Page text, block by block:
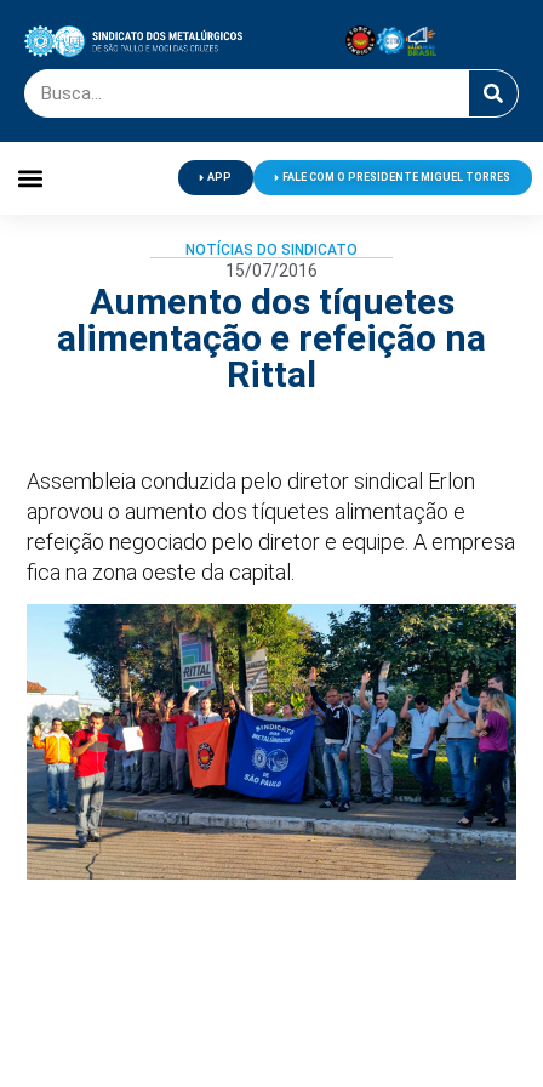
APP FALE COM O PRESIDENTE MIGUEL TORRES
NOTÍCIAS DO SINDICATO
15/07/2016
Aumento dos tíquetes
alimentação e refeição na
Rittal
Assembleia conduzida pelo diretor sindical Erlon
aprovou o aumento dos tíquetes alimentação e
refeição negociado pelo diretor e equipe. A empresa
fica na zona oeste da capital.